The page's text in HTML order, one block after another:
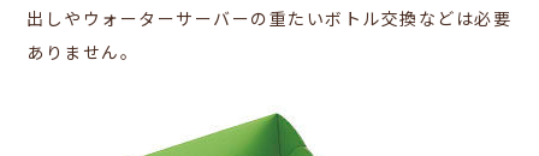
出しやウォーターサーバーの重たいボトル交換などは必要
ありません。